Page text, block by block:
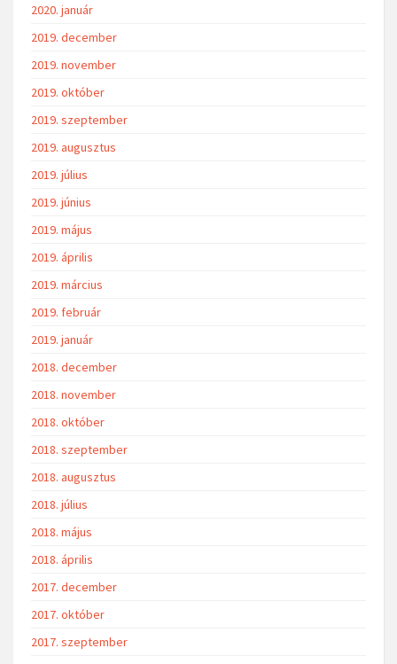
2020. január
2019. december
2019. november
2019. október
2019. szeptember
2019. augusztus
2019. július
2019. június
2019. május
2019. április
2019. március
2019. február
2019. január
2018. december
2018. november
2018. október
2018. szeptember
2018. augusztus
2018. július
2018. május
2018. április
2017. december
2017. október
2017. szeptember